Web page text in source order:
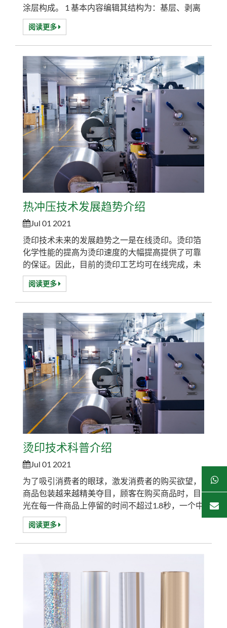
涂层构成。 1 基本内容编辑其结构为：基层、剥离
层、颜色层、电镀层、胶层组合而成。其中涂层有
的起装饰作用，有的起控制烫金纸性能的作用，不
同的涂层适用于不同的基材。铝层的作用是产生反
光效果，是将铝丝在超低真空条件下经高温熔化升
华后凝聚在烫金纸上而形成的。 1、服装面料烫金
纸（高档时装、片布、T恤、箱包、休闲鞋...
阅读更多
热冲压技术发展趋势介绍
Jul 01 2021
烫印技术未来的发展趋势之一是在线烫印。烫印箔
化学性能的提高为烫印速度的大幅提高提供了可靠
的保证。因此，目前的烫印工艺均可在线完成，未
来在线烫印工艺的应用将越来越普遍。另外，单张
折叠纸盒印刷正向卷筒印刷方向发展，这也为在线
烫印工艺创造了条件。烫印技术的另一发展趋势是
先烫印，即烫印后在烫印箔上进行套印。烫印后印
工艺也得益于烫印箔化学性能的改进和提高，使得
UV油墨可用于在烫印箔上印刷。先烫印后印工艺
可以...
阅读更多
烫印技术科普介绍
Jul 01 2021
为了吸引消费者的眼球，激发消费者的购买欲望，
商品包装越来越精美夺目，顾客在购买商品时，目
光在每一件商品上停留的时间不超过1.8秒，一个中
型超市的商品种类不下3万种，为了抓住顾客的眼
球，新颖独特的包装成为商家重要的杀手锏。当你
在超市或商场逛街逛累了，你会发现金属效果、全
式，将烫印箔转移到承印材料表面。烫印技术的
阅读更多